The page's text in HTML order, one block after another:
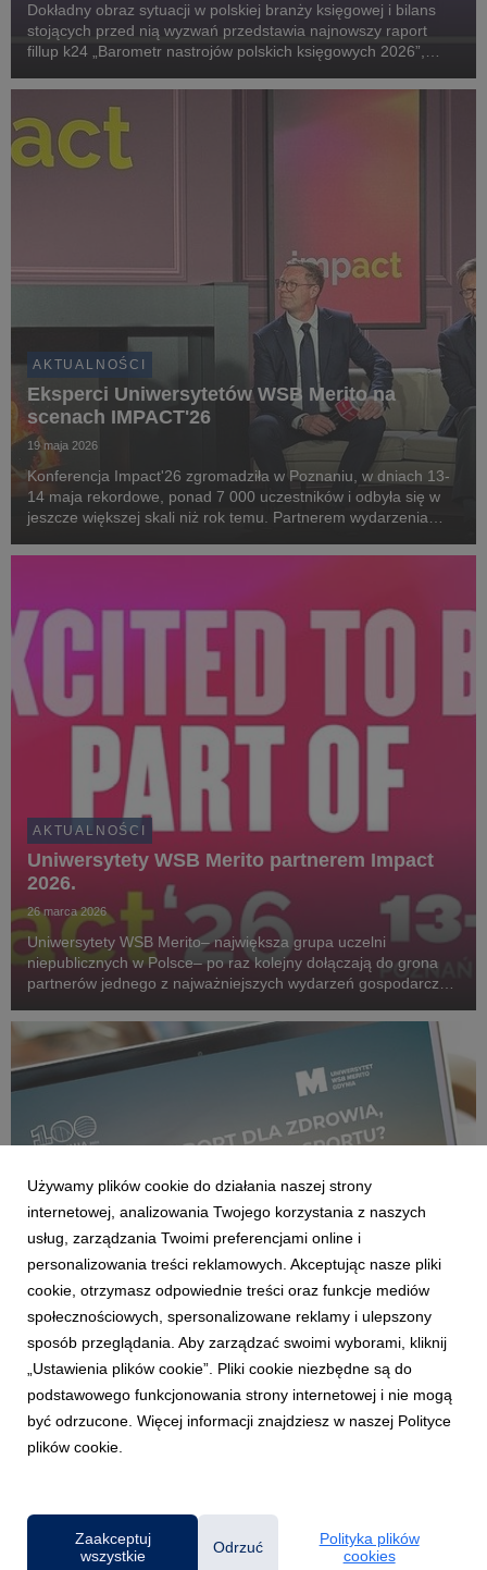
Dokładny obraz sytuacji w polskiej branży księgowej i bilans
stojących przed nią wyzwań przedstawia najnowszy raport
fillup k24 „Barometr nastrojów polskich księgowych 2026”,
w Polsce, Uniwersytetami WSB Merito i G...
AKTUALNOŚCI
Eksperci Uniwersytetów WSB Merito na
scenach IMPACT'26
19 maja 2026
Konferencja Impact'26 zgromadziła w Poznaniu, w dniach 13-
14 maja rekordowe, ponad 7 000 uczestników i odbyła się w
jeszcze większej skali niż rok temu. Partnerem wydarzenia
AKTUALNOŚCI
Uniwersytety WSB Merito partnerem Impact
2026.
26 marca 2026
Uniwersytety WSB Merito– największa grupa uczelni
niepublicznych w Polsce– po raz kolejny dołączają do grona
partnerów jednego z najważniejszych wydarzeń gospodarczo-
AKTUALNOŚCI
Wykład na 100-lecie Gdyni: Sport dla zdrowia,
czy zdrowie dla sportu? Perspektywa
psychologiczna
6 marca 2026
Wykład otwarty dla mieszkańców w ramach całorocznego
cyklu wykładów gdyńskich uczelni na 100-lecie Gdyni pod
hasłem Gdynia! Wybór na dziś. Miasto na jutro.
Używamy plików cookie do działania naszej strony
internetowej, analizowania Twojego korzystania z naszych
usług, zarządzania Twoimi preferencjami online i
personalizowania treści reklamowych. Akceptując nasze pliki
cookie, otrzymasz odpowiednie treści oraz funkcje mediów
społecznościowych, spersonalizowane reklamy i ulepszony
sposób przeglądania. Aby zarządzać swoimi wyborami, kliknij
„Ustawienia plików cookie”. Pliki cookie niezbędne są do
podstawowego funkcjonowania strony internetowej i nie mogą
być odrzucone. Więcej informacji znajdziesz w naszej Polityce
plików cookie.
Zaakceptuj
wszystkie
Odrzuć
Polityka plików
cookies